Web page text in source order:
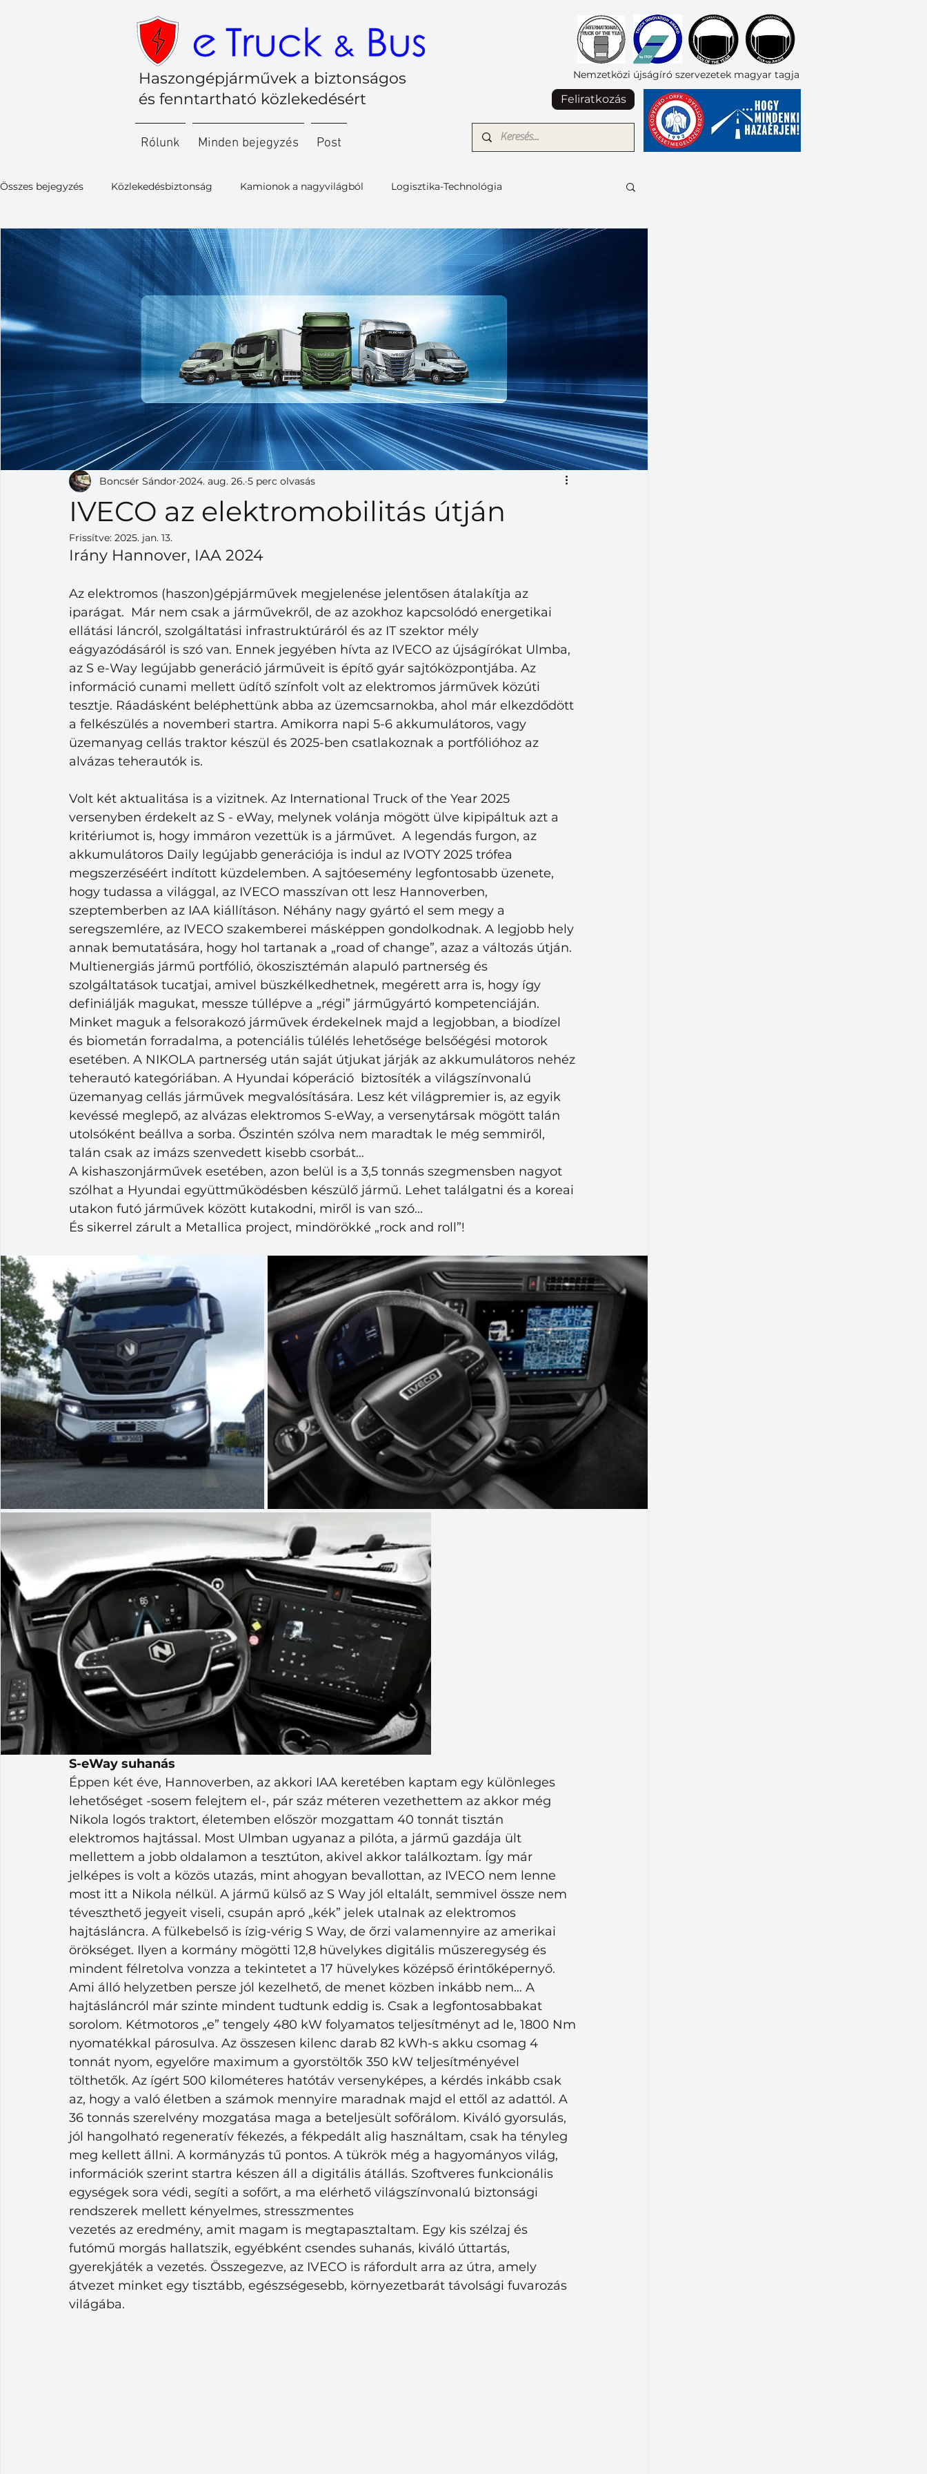
Haszongépjárművek a biztonságos
és fenntartható közlekedésért
Rólunk Minden bejegyzés Post
Nemzetközi újságíró szervezetek magyar tagja
Feliratkozás
Összes bejegyzés Közlekedésbiztonság Kamionok a nagyvilágból Logisztika-Technológia
Kishaszongépjárművek
IVECO az elektromobilitás útján
Boncsér Sándor 2024. aug. 26. 5 perc olvasás
Frissítve: 2025. jan. 13.
Irány Hannover, IAA 2024
Az elektromos (haszon)gépjárművek megjelenése jelentősen átalakítja az
iparágat.  Már nem csak a járművekről, de az azokhoz kapcsolódó energetikai
ellátási láncról, szolgáltatási infrastruktúráról és az IT szektor mély
eágyazódásáról is szó van. Ennek jegyében hívta az IVECO az újságírókat Ulmba,
az S e-Way legújabb generáció járműveit is építő gyár sajtóközpontjába. Az
információ cunami mellett üdítő színfolt volt az elektromos járművek közúti
tesztje. Ráadásként beléphettünk abba az üzemcsarnokba, ahol már elkezdődött
a felkészülés a novemberi startra. Amikorra napi 5-6 akkumulátoros, vagy
üzemanyag cellás traktor készül és 2025-ben csatlakoznak a portfólióhoz az
alvázas teherautók is.
Volt két aktualitása is a vizitnek. Az International Truck of the Year 2025
versenyben érdekelt az S - eWay, melynek volánja mögött ülve kipipáltuk azt a
kritériumot is, hogy immáron vezettük is a járművet.  A legendás furgon, az
akkumulátoros Daily legújabb generációja is indul az IVOTY 2025 trófea
megszerzéséért indított küzdelemben. A sajtóesemény legfontosabb üzenete,
hogy tudassa a világgal, az IVECO masszívan ott lesz Hannoverben,
szeptemberben az IAA kiállításon. Néhány nagy gyártó el sem megy a
seregszemlére, az IVECO szakemberei másképpen gondolkodnak. A legjobb hely
annak bemutatására, hogy hol tartanak a „road of change”, azaz a változás útján.
Multienergiás jármű portfólió, ökoszisztémán alapuló partnerség és
szolgáltatások tucatjai, amivel büszkélkedhetnek, megérett arra is, hogy így
definiálják magukat, messze túllépve a „régi” járműgyártó kompetenciáján.
Minket maguk a felsorakozó járművek érdekelnek majd a legjobban, a biodízel
és biometán forradalma, a potenciális túlélés lehetősége belsőégési motorok
esetében. A NIKOLA partnerség után saját útjukat járják az akkumulátoros nehéz
teherautó kategóriában. A Hyundai kóperáció  biztosíték a világszínvonalú
üzemanyag cellás járművek megvalósítására. Lesz két világpremier is, az egyik
kevéssé meglepő, az alvázas elektromos S-eWay, a versenytársak mögött talán
utolsóként beállva a sorba. Őszintén szólva nem maradtak le még semmiről,
talán csak az imázs szenvedett kisebb csorbát…
A kishaszonjárművek esetében, azon belül is a 3,5 tonnás szegmensben nagyot
szólhat a Hyundai együttműködésben készülő jármű. Lehet találgatni és a koreai
utakon futó járművek között kutakodni, miről is van szó...
És sikerrel zárult a Metallica project, mindörökké „rock and roll”!
S-eWay suhanás
Éppen két éve, Hannoverben, az akkori IAA keretében kaptam egy különleges
lehetőséget -sosem felejtem el-, pár száz méteren vezethettem az akkor még
Nikola logós traktort, életemben először mozgattam 40 tonnát tisztán
elektromos hajtással. Most Ulmban ugyanaz a pilóta, a jármű gazdája ült
mellettem a jobb oldalamon a tesztúton, akivel akkor találkoztam. Így már
jelképes is volt a közös utazás, mint ahogyan bevallottan, az IVECO nem lenne
most itt a Nikola nélkül. A jármű külső az S Way jól eltalált, semmivel össze nem
téveszthető jegyeit viseli, csupán apró „kék” jelek utalnak az elektromos
hajtásláncra. A fülkebelső is ízig-vérig S Way, de őrzi valamennyire az amerikai
örökséget. Ilyen a kormány mögötti 12,8 hüvelykes digitális műszeregység és
mindent félretolva vonzza a tekintetet a 17 hüvelykes középső érintőképernyő.
Ami álló helyzetben persze jól kezelhető, de menet közben inkább nem… A
hajtásláncról már szinte mindent tudtunk eddig is. Csak a legfontosabbakat
sorolom. Kétmotoros „e” tengely 480 kW folyamatos teljesítményt ad le, 1800 Nm
nyomatékkal párosulva. Az összesen kilenc darab 82 kWh-s akku csomag 4
tonnát nyom, egyelőre maximum a gyorstöltők 350 kW teljesítményével
tölthetők. Az ígért 500 kilométeres hatótáv versenyképes, a kérdés inkább csak
az, hogy a való életben a számok mennyire maradnak majd el ettől az adattól. A
36 tonnás szerelvény mozgatása maga a beteljesült sofőrálom. Kiváló gyorsulás,
jól hangolható regeneratív fékezés, a fékpedált alig használtam, csak ha tényleg
meg kellett állni. A kormányzás tű pontos. A tükrök még a hagyományos világ,
információk szerint startra készen áll a digitális átállás. Szoftveres funkcionális
egységek sora védi, segíti a sofőrt, a ma elérhető világszínvonalú biztonsági
rendszerek mellett kényelmes, stresszmentes
vezetés az eredmény, amit magam is megtapasztaltam. Egy kis szélzaj és
futómű morgás hallatszik, egyébként csendes suhanás, kiváló úttartás,
gyerekjáték a vezetés. Összegezve, az IVECO is ráfordult arra az útra, amely
átvezet minket egy tisztább, egészségesebb, környezetbarát távolsági fuvarozás
világába.